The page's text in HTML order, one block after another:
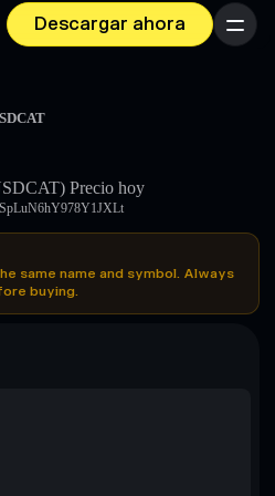
Descargar ahora Menú
Precio hoy
same name and symbol. Always
buying.